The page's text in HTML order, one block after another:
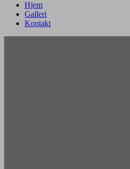
Hjem
Galleri
Kontakt